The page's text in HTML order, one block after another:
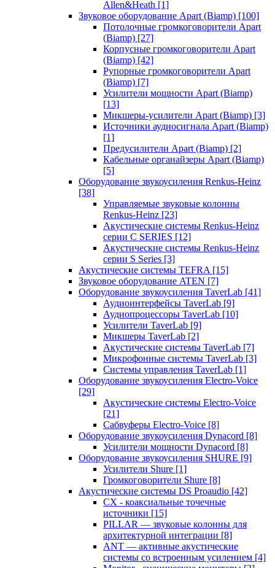
Allen&Heath [1]
Звуковое оборудование Apart (Biamp) [100]
Потолочные громкоговорители Apart
(Biamp) [27]
Корпусные громкоговорители Apart
(Biamp) [42]
Рупорные громкоговорители Apart
(Biamp) [7]
Усилители мощности Apart (Biamp)
[13]
Микшеры-усилители Apart (Biamp) [3]
Источники аудиосигнала Apart (Biamp)
[1]
Предусилители Apart (Biamp) [2]
Кабельные органайзеры Apart (Biamp)
[5]
Оборудование звукоусиления Renkus-Heinz
[38]
Управляемые звуковые колонны
Renkus-Heinz [23]
Акустические системы Renkus-Heinz
серии C SERIES [12]
Акустические системы Renkus-Heinz
серии S Series [3]
Акустические системы TEFRA [15]
Звуковое оборудование ATEN [7]
Оборудование звукоусиления TaverLab [41]
Аудиоинтерфейсы TaverLab [9]
Аудиопроцессоры TaverLab [10]
Усилители TaverLab [9]
Микшеры TaverLab [2]
Акустические системы TaverLab [7]
Микрофонные системы TaverLab [3]
Системы управления TaverLab [1]
Оборудование звукоусиления Electro-Voice
[29]
Акустические системы Electro-Voice
[21]
Сабвуферы Electro-Voice [8]
Оборудование звукоусиления Dynacord [8]
Усилители мощности Dynacord [8]
Оборудование звукоусиления SHURE [9]
Усилители Shure [1]
Громкоговорители Shure [8]
Акустические системы DS Proaudio [42]
CX - коаксиальные точечные
источники [15]
PILLAR — звуковые колонны для
архитектурной интеграции [8]
ANT — активные акустические
системы со встроенным усилением [4]